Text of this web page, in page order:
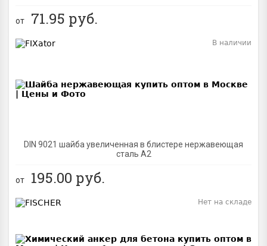
от 71.95 руб.
DIN 9021 шайба увеличенная в блистере нержавеющая
сталь A2
В наличии
от 195.00 руб.
Нет на складе